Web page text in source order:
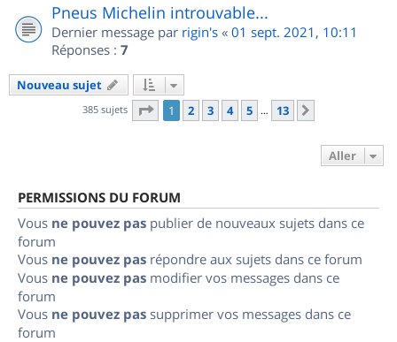
Pneus Michelin introuvable...
Dernier message par rigin's « 01 sept. 2021, 10:11
Réponses : 7
Nouveau sujet
385 sujets Page 1sur
1 2 3 4 5 … 13
Aller
PERMISSIONS DU FORUM
Vous ne pouvez pas publier de nouveaux sujets dans ce
forum
Vous ne pouvez pas répondre aux sujets dans ce forum
Vous ne pouvez pas modifier vos messages dans ce
forum
Vous ne pouvez pas supprimer vos messages dans ce
forum